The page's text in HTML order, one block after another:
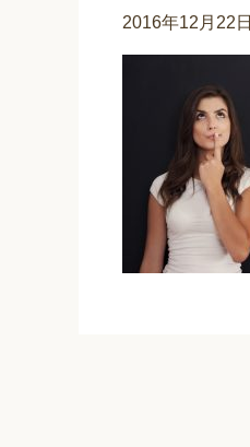
2016年12月22日